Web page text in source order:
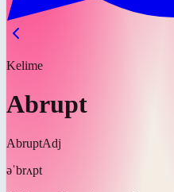
Kelime
Abrupt
AbruptAdj
əˈbrʌpt